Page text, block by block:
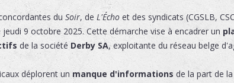
du Soir, de L'Échoet des syndicats (CGSLB,
jeudi 9 octobre 2025. Cette démarche vise à encadrer un
de la société Derby SA, exploitante du réseau belge
déplorent un manque d'informations de la part de